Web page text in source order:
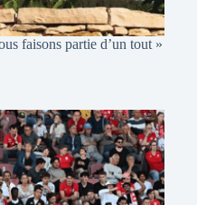
faisons partie d’un tout »